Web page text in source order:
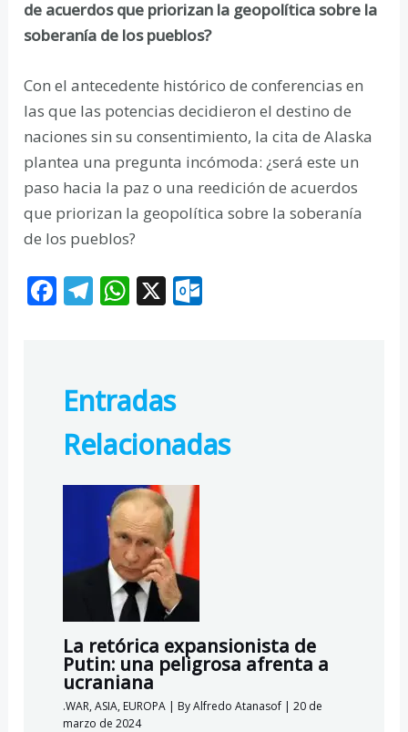
de acuerdos que priorizan la geopolítica sobre la
soberanía de los pueblos?
Con el antecedente histórico de conferencias en
las que las potencias decidieron el destino de
naciones sin su consentimiento, la cita de Alaska
plantea una pregunta incómoda: ¿será este un
paso hacia la paz o una reedición de acuerdos
que priorizan la geopolítica sobre la soberanía
de los pueblos?
F
o
o
k
T
a
m
W
s
A
p
p
X
c
o
Entradas
Relacionadas
La retórica expansionista de
Putin: una peligrosa afrenta a
ucraniana
.WAR,ASIA, EUROPA| ByAlfredo Atanasof | 20 de
marzo de 2024